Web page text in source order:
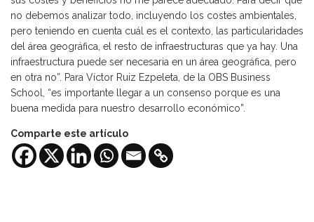
no debemos analizar todo, incluyendo los costes ambientales,
pero teniendo en cuenta cuál es el contexto, las particularidades
del área geográfica, el resto de infraestructuras que ya hay. Una
infraestructura puede ser necesaria en un área geográfica, pero
en otra no”. Para Víctor Ruiz Ezpeleta, de la OBS Business
School, “es importante llegar a un consenso porque es una
buena medida para nuestro desarrollo económico”.
Comparte este artículo